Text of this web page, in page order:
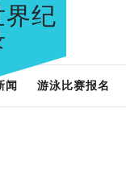
界纪
闻 游泳比赛报名